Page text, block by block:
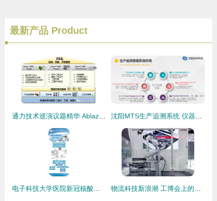
最新产品 Product
通力技术巡演议题精华 Ablaze MBD基于模型的应用套件与技术咨询深度解析 沈阳MTS生产追溯系统 仪器仪表行业精益生产与智能化咨询规划方案
电子科技大学医院新冠核酸检测预约与查询全流程及技术咨询指南 物流科技新浪潮 工博会上的技术转让与创新成果盘点